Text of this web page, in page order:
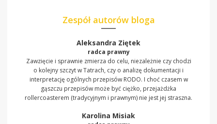
Zespół autorów bloga
Aleksandra Ziętek
radca prawny
Zawzięcie i sprawnie zmierza do celu, niezależnie czy chodzi
o kolejny szczyt w Tatrach, czy o analizę dokumentacji i
interpretację ogólnych przepisów RODO. I choć czasem w
gąszczu przepisów może być ciężko, przejażdżka
rollercoasterem (tradycyjnym i prawnym) nie jest jej straszna.
Karolina Misiak